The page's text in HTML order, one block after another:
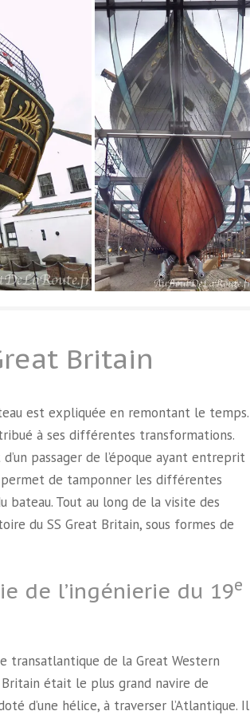
Britain
est expliquée en remontant le temps.
à ses différentes transformations.
passager de l’époque ayant entreprit
de tamponner les différentes
bateau. Tout au long de la visite des
du SS Great Britain, sous formes de
de l’ingénierie du 19e
transatlantique de la Great Western
était le plus grand navire de
d’une hélice, à traverser l’Atlantique. Il